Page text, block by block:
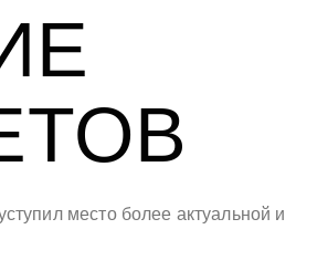
место более актуальной и